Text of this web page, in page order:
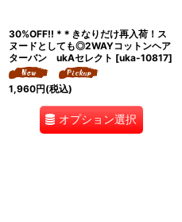
30%OFF!! *＊きなりだけ再入荷！ス
ヌードとしても◎2WAYコットンヘア
ターバン ukAセレクト [uka-10817]
1,960円(税込)
オプション選択